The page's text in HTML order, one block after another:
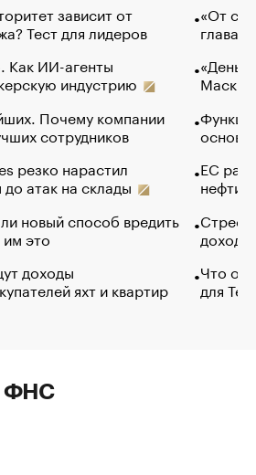
зависит от
Тест для лидеров
Как ИИ-агенты
индустрию
Почему компании
сотрудников
резко нарастил
атак на склады
новый способ вредить
это
доходы
яхт и квартир
«От
глава
Маск в
основ
ЕС
нефти
Что
для
ФНС